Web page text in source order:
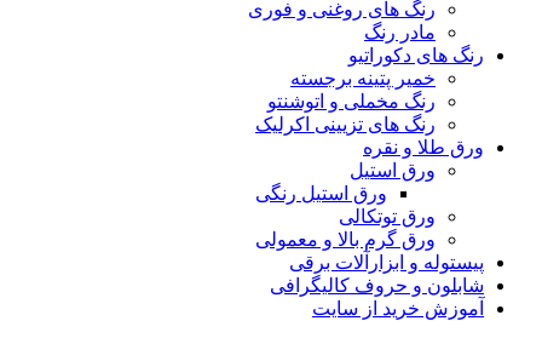
رنگ‌ های روغنی و فوری
مادر رنگ
رنگ های دکوراتیو
خمیر پتینه برجسته
رنگ مخملی و اتوشنتو
رنگ های تزیینی اکرلیک
ورق طلا و نقره
ورق استیل
ورق استیل رنگی
ورق توتکالی
ورق گرم بالا و معمولی
پیستوله و ابزارآلات برقی
شابلون و حروف کالیگرافی
آموزش خرید از سایت